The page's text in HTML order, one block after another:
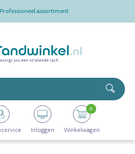
Professioneel assortiment
voor 16.00 uur besteld, morgen in huis
assortiment
Altijd op voorraad
Inloggen Winkelwagen
0